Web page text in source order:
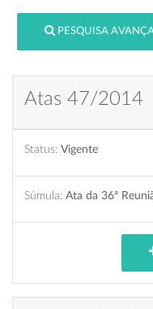
PESQUISA
Atas 47/2014
Status: Vigente
Súmula: Ata da 36ª